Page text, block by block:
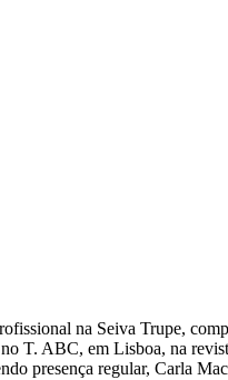
na Seiva Trupe,
T. ABC, em Lisboa, na
presença regular, Carla